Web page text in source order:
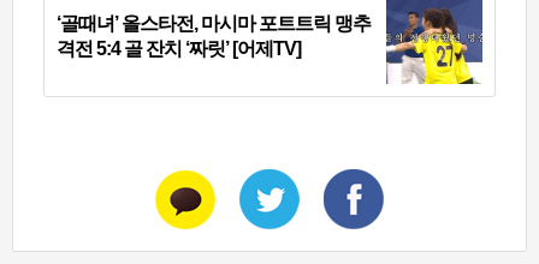
‘골때녀’ 올스타전, 마시마 포트트릭 맹추
격전 5:4 골 잔치 ‘짜릿’ [어제TV]